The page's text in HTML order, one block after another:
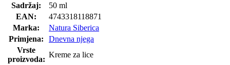
Sadržaj:
50 ml
EAN:
4743318118871
Marka:
Natura Siberica
Primjena:
Dnevna njega
Vrste
proizvoda:
Kreme za lice